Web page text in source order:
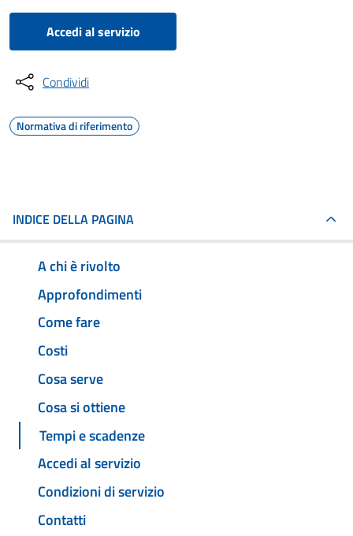
Accedi al servizio
Condividi
Normativa di riferimento
INDICE DELLA PAGINA
A chi è rivolto
Approfondimenti
Come fare
Costi
Cosa serve
Cosa si ottiene
Tempi e scadenze
Accedi al servizio
Condizioni di servizio
Contatti